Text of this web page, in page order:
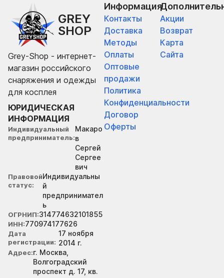
GREY
SHOP
Grey-Shop - интернет-
магазин российского
снаряжения и одежды
для косплея
ЮРИДИЧЕСКАЯ
ИНФОРМАЦИЯ
Индивидуальный
предприниматель
Макаро
в
Сергей
Сергее
вич
Правовой
статус
Индивидуальны
й
предпринимател
ь
ОГРНИП 314774632101855
ИНН 770974177626
Дата
регистрации
17 ноября
2014 г.
Адрес г. Москва,
Волгоградский
проспект д. 17, кв.
Информация
Контакты
Доставка
Методы
Оплаты
Оптовые
продажи
Политика
Конфиденциальности
Договор
Оферты
Акции
Возврат
Карта
Сайта